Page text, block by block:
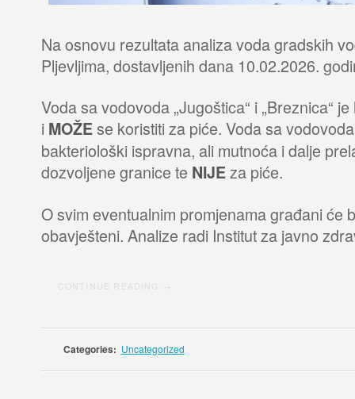
Na osnovu rezultata analiza voda gradskih
Pljevljima, dostavljenih dana 10.02.2026.
Voda sa vodovoda „Jugoštica“ i „Breznica“
i MOŽEse koristiti za piće. Voda sa vodovoda
bakteriološki ispravna, ali mutnoća i dalje
dozvoljene granice te NIJEza piće.
O svim eventualnim promjenama građani će
obavješteni. Analize radi Institut za javno
Categories: Uncategorized